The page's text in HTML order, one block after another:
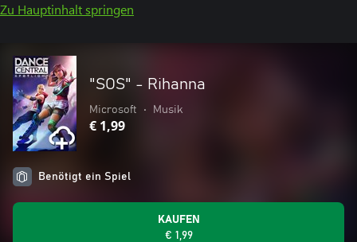
Zu Hauptinhalt springen
"SOS" - Rihanna
Microsoft • Musik
€ 1,99
Benötigt ein Spiel
KAUFEN
€ 1,99